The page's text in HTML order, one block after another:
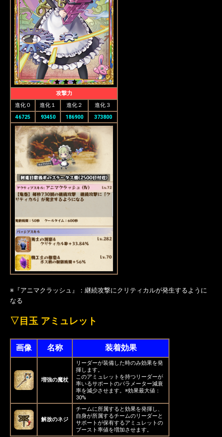
攻撃力
進化０
進化１ 進化２
進化３
46725
93450 186900 373800
※『アニマクラッシュ』：継続攻撃にクリティカルが発生するように
なる
▽目玉 アミュレット
画像 名称 装着効果
増強の魔杖
リーダーが装備した時のみ効果を発
揮します。
このアミュレットを持つリーダーが
率いるサポートのパラメーター減衰
率を減少させます。※効果最大値：
30%
解放のネジ
チームに所属すると効果を発揮し、
自身が所属するチームのリーダーと
サポートが保有するアミュレットの
ブースト率値を増加させます。